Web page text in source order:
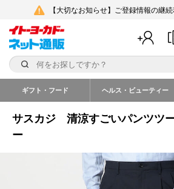
【大切なお知らせ】ご登録情報の継
ギフト・フード ヘルス・ビューティー
サスカジ 清涼すごいパンツツ
ー